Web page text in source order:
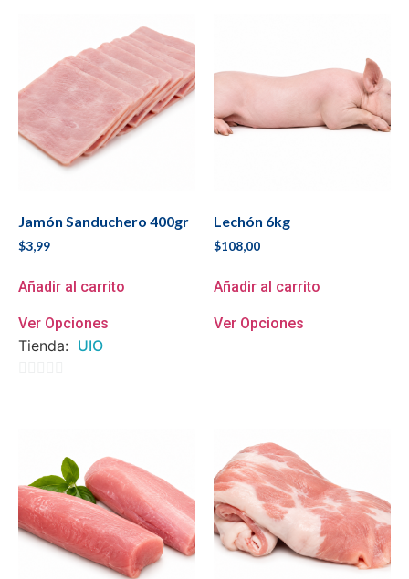
Jamón Sanduchero 400gr
$3,99
Añadir al carrito
Ver Opciones
Tienda: UIO
Lechón 6kg
$108,00
Añadir al carrito
Ver Opciones